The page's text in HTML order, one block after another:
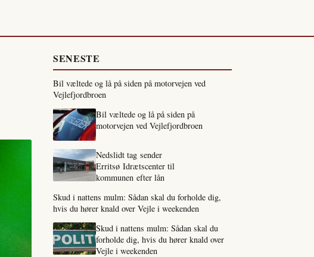
SENESTE
Bil væltede og lå på siden på motorvejen ved
Vejlefjordbroen
Bil væltede og lå på siden på
motorvejen ved Vejlefjordbroen
Nedslidt tag sender
Erritsø Idrætscenter til
kommunen efter lån
Skud i nattens mulm: Sådan skal du forholde dig,
hvis du hører knald over Vejle i weekenden
Skud i nattens mulm: Sådan skal du
forholde dig, hvis du hører knald over
Vejle i weekenden